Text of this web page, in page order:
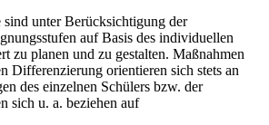
unter Berücksichtigung der
auf Basis des individuellen
zu planen und zu gestalten. Maßnahmen
Differenzierung orientieren sich stets an
des einzelnen Schülers bzw. der
sich u. a. beziehen auf